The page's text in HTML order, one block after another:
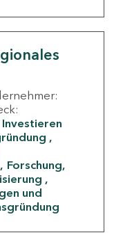
Investieren
Forschung,
und